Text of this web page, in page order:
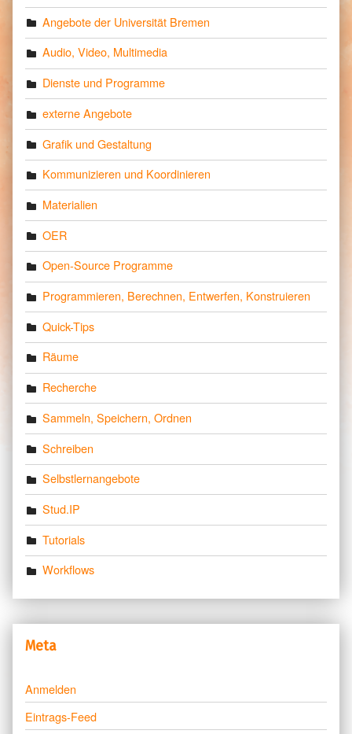
Angebote der Universität Bremen
Audio, Video, Multimedia
Dienste und Programme
externe Angebote
Grafik und Gestaltung
Kommunizieren und Koordinieren
Materialien
OER
Open-Source Programme
Programmieren, Berechnen, Entwerfen, Konstruieren
Quick-Tips
Räume
Recherche
Sammeln, Speichern, Ordnen
Schreiben
Selbstlernangebote
Stud.IP
Tutorials
Workflows
Meta
Anmelden
Eintrags-Feed